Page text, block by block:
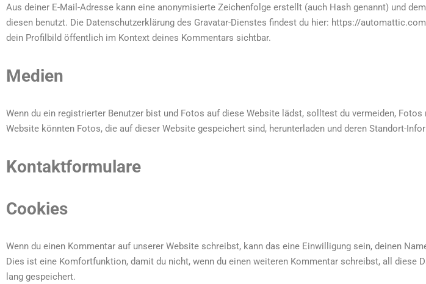
Aus deiner E-Mail-Adresse kann eine anonymisierte Zeichenfolge erstellt (auch Hash genannt) und
diesen benutzt. Die Datenschutzerklärung des Gravatar-Dienstes findest du hier: https://
dein Profilbild öffentlich im Kontext deines Kommentars sichtbar.
Medien
Wenn du ein registrierter Benutzer bist und Fotos auf diese Website lädst, solltest du vermeiden,
Website könnten Fotos, die auf dieser Website gespeichert sind, herunterladen und deren Standort-
Kontaktformulare
Cookies
Wenn du einen Kommentar auf unserer Website schreibst, kann das eine Einwilligung sein, deinen
Dies ist eine Komfortfunktion, damit du nicht, wenn du einen weiteren Kommentar schreibst, all diese
lang gespeichert.